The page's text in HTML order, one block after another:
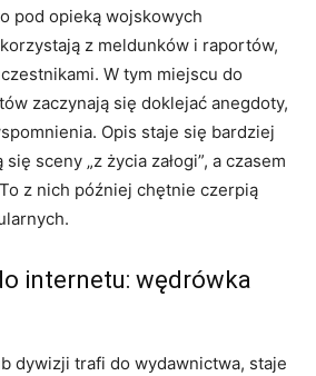
pod opieką wojskowych
z meldunków i raportów,
W tym miejscu do
zaczynają się doklejać anegdoty,
Opis staje się bardziej
sceny „z życia załogi”, a czasem
z nich później chętnie czerpią
internetu: wędrówka
dywizji trafi do wydawnictwa, staje